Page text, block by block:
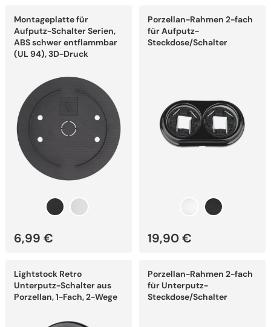
Montageplatte für
Aufputz-Schalter Serien,
ABS schwer entflammbar
(UL 94), 3D-Druck
6,99 €
Produkt
weist
mehrere
Varianten
auf.
können
Produktseite
gewählt
werden
Porzellan-Rahmen 2-fach
für Aufputz-
Steckdose/Schalter
19,90€
Produkt
weist
mehrere
Varianten
Produktseite
gewählt
werden
Lightstock Retro
Unterputz-Schalter aus
Porzellan, 1-Fach, 2-Wege
Produkt
weist
mehrere
Varianten
Porzellan-Rahmen 2-fach
für Unterputz-
Steckdose/Schalter
Produkt
weist
mehrere
Varianten